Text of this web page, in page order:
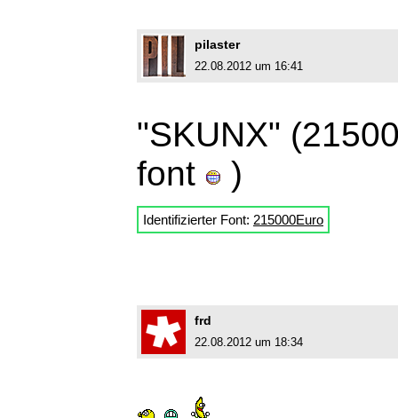
pilaster
22.08.2012 um 16:41
"SKUNX"
font
)
Identifizierter Font: 215000Euro
frd
22.08.2012 um 18:34